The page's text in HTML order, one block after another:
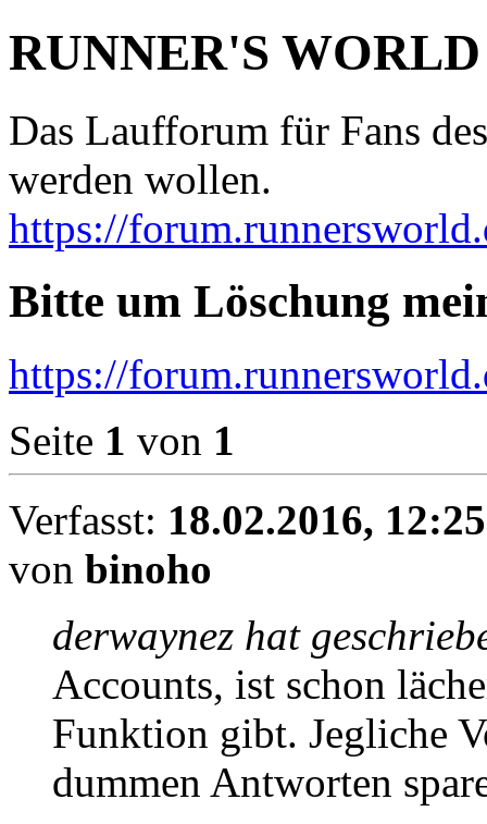
RUNNER'S WORLD
Das Laufforum für Fans
werden wollen.
https://
Bitte um Löschung
https://
Seite 1 von 1
Verfasst: 18.02.2016, 12:25
von binoho
derwaynez hat
Accounts, ist schon
Funktion gibt. Jegliche
dummen Antworten